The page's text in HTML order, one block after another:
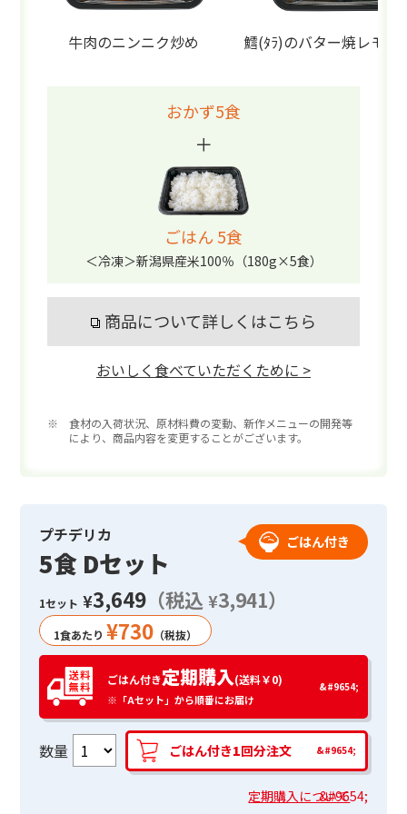
牛肉のニンニク炒め 鱈(ﾀﾗ)のバター焼レモン
おかず5食
＋
ごはん 5食
＜冷凍＞新潟県産米100％（180g×5食）
商品について詳しくはこちら
おいしく食べていただくために >
※ 食材の入荷状況、原材料費の変動、新作メニューの開発等
により、商品内容を変更することがございます。
ごはん付き
プチデリカ
5食 Dセット
1セット ¥3,649（税込 ¥3,941）
1食あたり ¥730（税抜）
ごはん付き定期購入(送料￥0)
※「Aセット」から順番にお届け
数量 ごはん付き1回分注文
定期購入について